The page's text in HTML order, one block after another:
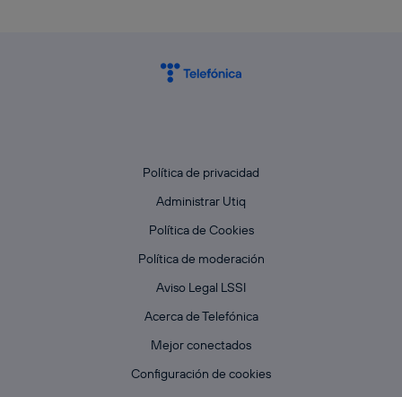
Política de privacidad
Administrar Utiq
Política de Cookies
Política de moderación
Aviso Legal LSSI
Acerca de Telefónica
Mejor conectados
Configuración de cookies